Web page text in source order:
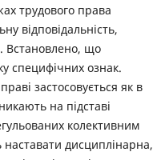
трудового права
відповідальність,
Встановлено, що
специфічних ознак.
застосовується як в
на підставі
колективним
дисциплінарна,